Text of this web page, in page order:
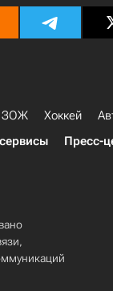
ЗОЖ Хоккей
Пресс-